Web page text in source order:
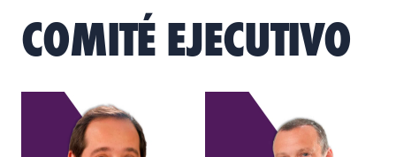
COMITÉ EJECUTIVO